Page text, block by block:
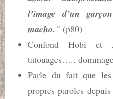
l’image d’un
macho. “ (p80)
Confond Hobi et
tatouages…..
Parle du fait que les
propres paroles